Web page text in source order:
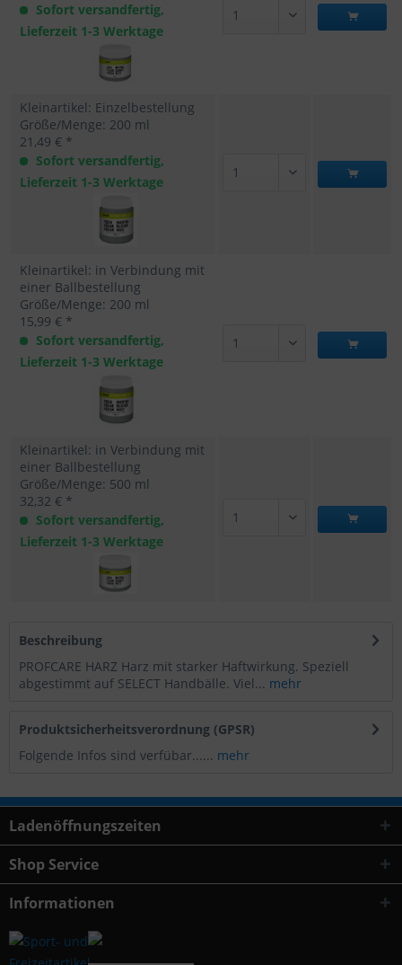
Sofort versandfertig,
Lieferzeit 1-3 Werktage
Kleinartikel: Einzelbestellung
Größe/Menge: 200 ml
21,49 € *
Sofort versandfertig,
Lieferzeit 1-3 Werktage
Kleinartikel: in Verbindung mit
einer Ballbestellung
Größe/Menge: 200 ml
15,99 € *
Sofort versandfertig,
Lieferzeit 1-3 Werktage
Kleinartikel: in Verbindung mit
einer Ballbestellung
Größe/Menge: 500 ml
32,32 € *
Sofort versandfertig,
Lieferzeit 1-3 Werktage
Beschreibung
PROFCARE HARZ Harz mit starker Haftwirkung. Speziell
abgestimmt auf SELECT Handbälle. Viel... mehr
Produktsicherheitsverordnung (GPSR)
Folgende Infos sind verfübar...... mehr
Ladenöffnungszeiten
Shop Service
Informationen